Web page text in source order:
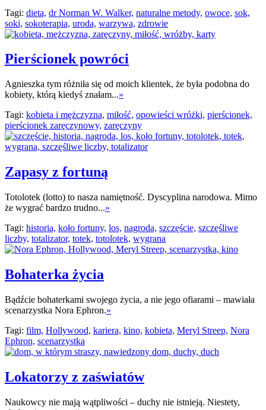
Tagi: dieta, dr Norman W. Walker, naturalne metody, owoce, sok,
soki, sokoterapia, uroda, warzywa, zdrowie
Pierścionek powróci
Agnieszka tym różniła się od moich klientek, że była podobna do
kobiety, którą kiedyś znałam...»
Tagi: kobieta i mężczyzna, miłość, opowieści wróżki, pierścionek,
pierścionek zaręczynowy, zaręczyny
Zapasy z fortuną
Totolotek (lotto) to nasza namiętność. Dyscyplina narodowa. Mimo
że wygrać bardzo trudno...»
Tagi: historia, koło fortuny, los, nagroda, szczęście, szczęśliwe
liczby, totalizator, totek, totolotek, wygrana
Bohaterka życia
Bądźcie bohaterkami swojego życia, a nie jego ofiarami – mawiała
scenarzystka Nora Ephron.»
Tagi: film, Hollywood, kariera, kino, kobieta, Meryl Streep, Nora
Ephron, scenarzystka
Lokatorzy z zaświatów
Naukowcy nie mają wątpliwości – duchy nie istnieją. Niestety,